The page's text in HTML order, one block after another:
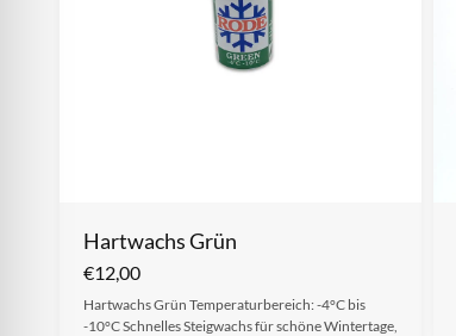
Hartwachs Grün
€12,00
Hartwachs Grün Temperaturbereich: -4°C bis
-10°C Schnelles Steigwachs für schöne Wintertage,